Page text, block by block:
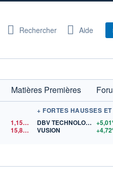
Rechercher Aide
Matières Premières
1,1548
$US
15,81$US
+ FORTES HAUSSES
DBV TECHNOLOGIES
VUSION